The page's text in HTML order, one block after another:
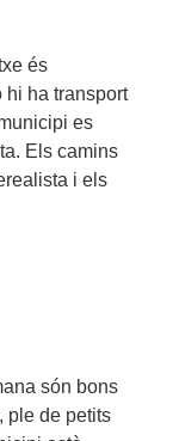
és
hi ha transport
es
Els camins
i els
són bons
ple de petits